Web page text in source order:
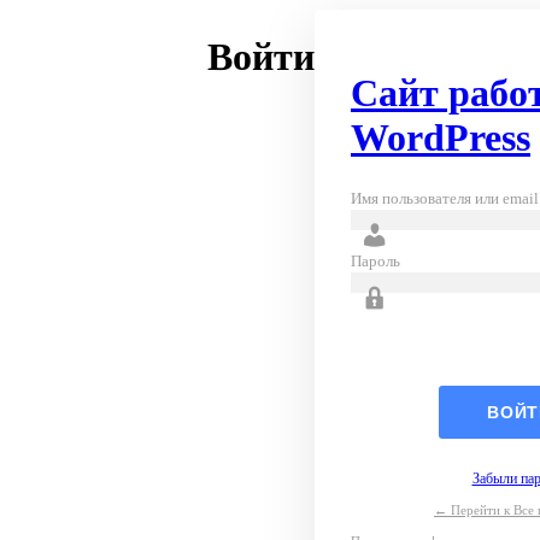
Войти
Сайт
WordPress
Имя пользователя или email
Пароль
Забыли
← Перейти к Все